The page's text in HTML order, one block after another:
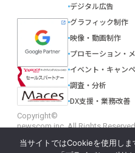
デジタル広告
グラフィック制作
映像・動画制作
プロモーション・
イベント・キャン
調査・分析
DX支援・業務改善
Copyright©
newscom inc. All Rights
当サイトではCookieを使用し